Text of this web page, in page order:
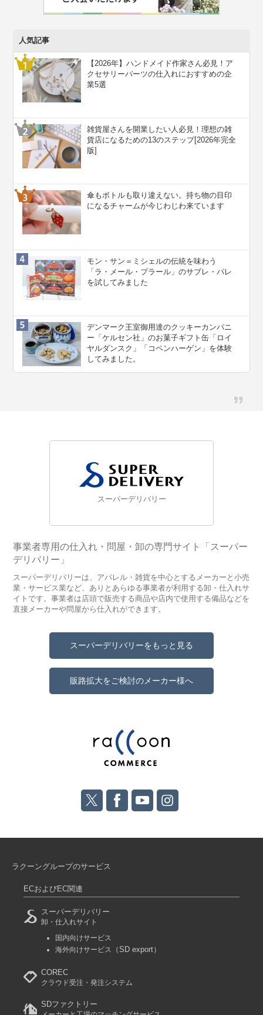
人気記事
【2026年】ハンドメイド作家さん必見！ア
クセサリーパーツの仕入れにおすすめの企
業5選
雑貨屋さんを開業したい人必見！理想の雑
貨店になるための13のステップ[2026年完全
版]
傘もボトルも取り違えない。持ち物の目印
になるチャームが今じわじわ来ています
モン・サン＝ミシェルの伝統を味わう
「ラ・メール・プラール」のサブレ・パレ
を試してみました
デンマーク王室御用達のクッキーカンパニ
ー「ケルセン社」のお菓子ギフト缶「ロイ
ヤルダンスク」「コペンハーゲン」を体験
してみました。
スーパーデリバリー
事業者専用の仕入れ・問屋・卸の専門サイト「スーパー
デリバリー」
スーパーデリバリーは、アパレル・雑貨を中心とするメーカーと小売
業・サービス業など、ありとあらゆる事業者が利用する卸・仕入れサ
イトです。事業者は店頭で販売する商品や店内で使用する備品などを
直接メーカーや問屋から仕入れができます。
スーパーデリバリーをもっと見る
販路拡大をご検討のメーカー様へ
ラクーングループのサービス
ECおよびEC関連
スーパーデリバリー
卸・仕入れサイト
国内向けサービス
海外向けサービス
（SD export）
COREC
クラウド受注・発注システム
SDファクトリー